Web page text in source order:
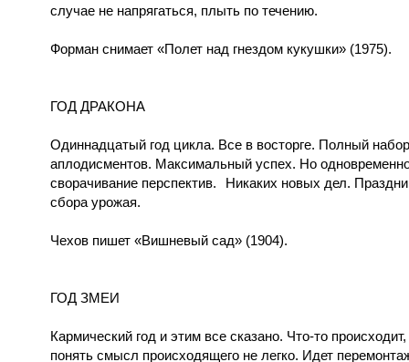
случае не напрягаться, плыть по течению.
Форман снимает «Полет над гнездом кукушки» (1975).
ГОД ДРАКОНА
Одиннадцатый год цикла. Все в восторге. Полный набор
аплодисментов. Максимальный успех. Но
сворачивание перспектив.
Никаких новых дел.
сбора урожая.
Чехов пишет «Вишневый сад» (1904).
ГОД ЗМЕИ
Кармический год и этим все сказано. Что-то
понять смысл происходящего не легко. Идет